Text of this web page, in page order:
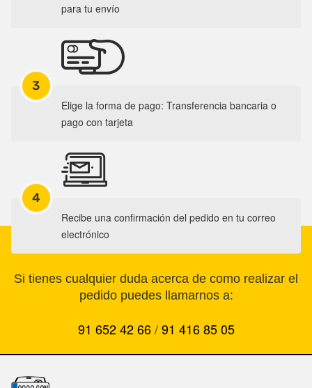
para tu envío
3
Elige la forma de pago: Transferencia bancaria o
pago con tarjeta
4
Recibe una confirmación del pedido en tu correo
electrónico
Si tienes cualquier duda acerca de como realizar el
pedido puedes llamarnos a:
91 652 42 66 /91 416 85 05